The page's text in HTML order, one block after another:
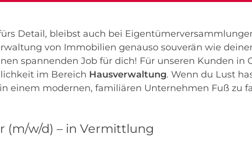
Detail, bleibst auch bei
von Immobilien genauso souverän wie
spannenden Job für dich! Für unseren Kunden in
im Bereich Hausverwaltung. Wenn du Lust
einem modernen, familiären Unternehmen Fuß zu
(m/w/d) – in Vermittlung